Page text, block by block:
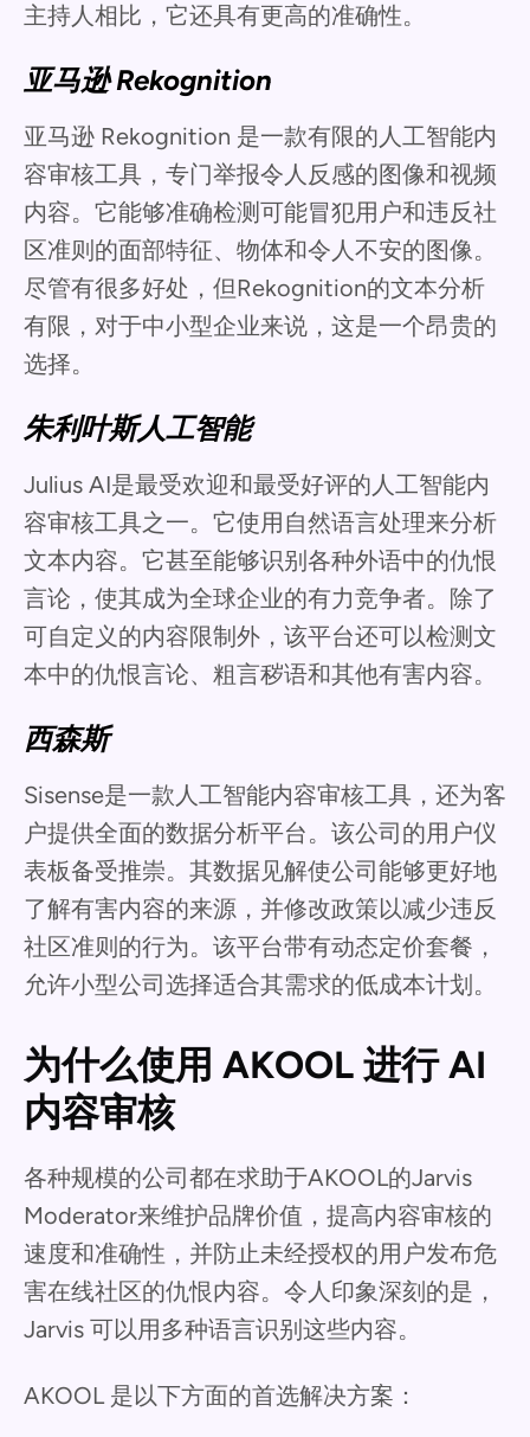
主持人相比，它还具有更高的准确性。
亚马逊 Rekognition
亚马逊 Rekognition 是一款有限的人工智能内
容审核工具，专门举报令人反感的图像和视频
内容。它能够准确检测可能冒犯用户和违反社
区准则的面部特征、物体和令人不安的图像。
尽管有很多好处，但Rekognition的文本分析
有限，对于中小型企业来说，这是一个昂贵的
选择。
朱利叶斯人工智能
Julius AI是最受欢迎和最受好评的人工智能内
容审核工具之一。它使用自然语言处理来分析
文本内容。它甚至能够识别各种外语中的仇恨
言论，使其成为全球企业的有力竞争者。除了
可自定义的内容限制外，该平台还可以检测文
本中的仇恨言论、粗言秽语和其他有害内容。
西森斯
Sisense是一款人工智能内容审核工具，还为客
户提供全面的数据分析平台。该公司的用户仪
表板备受推崇。其数据见解使公司能够更好地
了解有害内容的来源，并修改政策以减少违反
社区准则的行为。该平台带有动态定价套餐，
允许小型公司选择适合其需求的低成本计划。
为什么使用 AKOOL 进行 AI
内容审核
各种规模的公司都在求助于AKOOL的Jarvis
Moderator来维护品牌价值，提高内容审核的
速度和准确性，并防止未经授权的用户发布危
害在线社区的仇恨内容。令人印象深刻的是，
Jarvis 可以用多种语言识别这些内容。
AKOOL 是以下方面的首选解决方案：